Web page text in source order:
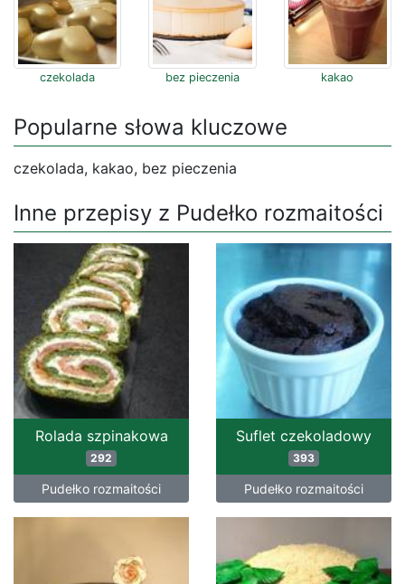
czekolada bez pieczenia kakao
Popularne słowa kluczowe
czekolada, kakao, bez pieczenia
Inne przepisy z Pudełko rozmaitości
Rolada szpinakowa
292
Pudełko rozmaitości
Suflet czekoladowy
393
Pudełko rozmaitości